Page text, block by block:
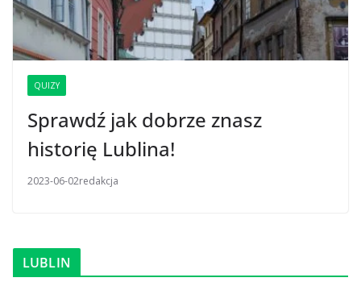
QUIZY
Sprawdź jak dobrze znasz
historię Lublina!
2023-06-02redakcja
LUBLIN